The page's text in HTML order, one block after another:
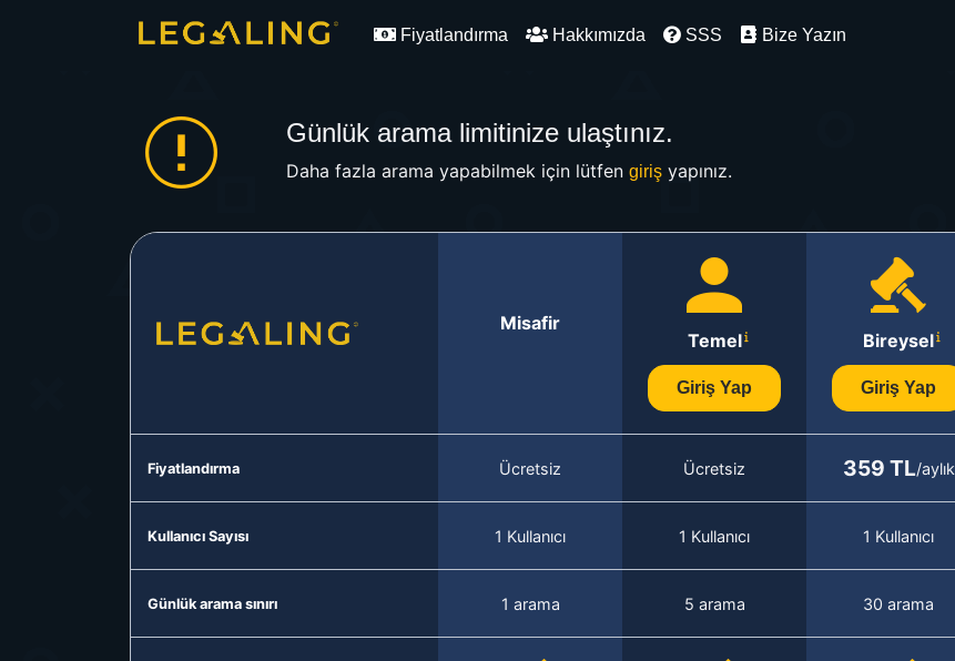
Fiyatlandırma Hakkımızda SSS Bize Yazın
Günlük arama limitinize ulaştınız.
Daha fazla arama yapabilmek için lütfen girişyapınız.
Misafir
Temel
Giriş Yap
Bireysel
Giriş Yap
Fiyatlandırma Ücretsiz Ücretsiz 359 TL/aylık
Kullanıcı Sayısı 1 Kullanıcı 1 Kullanıcı 1 Kullanıcı
Günlük arama sınırı 1 arama 5 arama 30 arama